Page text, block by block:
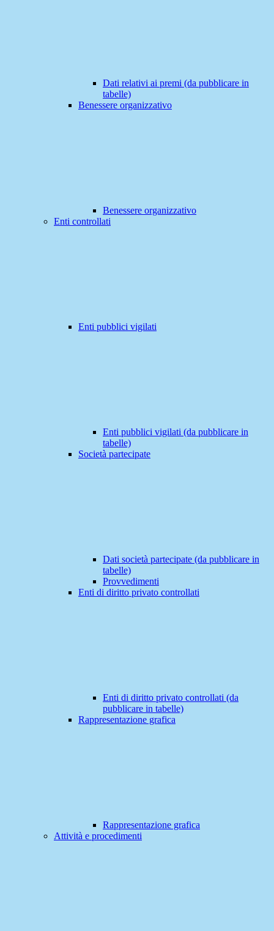
Dati relativi ai premi (da pubblicare in
tabelle)
Benessere organizzativo
Benessere organizzativo
Enti controllati
Enti pubblici vigilati
Enti pubblici vigilati (da pubblicare in
tabelle)
Società partecipate
Dati società partecipate (da pubblicare in
tabelle)
Provvedimenti
Enti di diritto privato controllati
Enti di diritto privato controllati (da
pubblicare in tabelle)
Rappresentazione grafica
Rappresentazione grafica
Attività e procedimenti